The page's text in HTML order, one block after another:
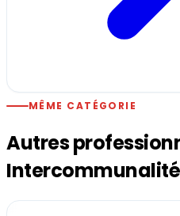
MÊME CATÉGORIE
Autres